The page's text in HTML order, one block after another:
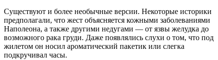
Существуют и более необычные версии. Некоторые историки
предполагали, что жест объясняется кожными заболеваниями
Наполеона, а также другими недугами — от язвы желудка до
возможного рака груди. Даже появлялись слухи о том, что под
жилетом он носил ароматический пакетик или слегка
подкручивал часы.